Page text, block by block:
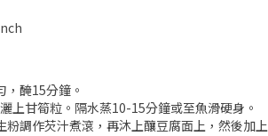
醃15分鐘。
上甘筍粒。隔水蒸10-15分鐘或至魚滑硬身。
調作芡汁煮滾，再沐上釀豆腐面上，然後加